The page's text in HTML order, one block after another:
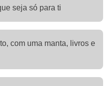
seja só para ti
com uma manta, livros e